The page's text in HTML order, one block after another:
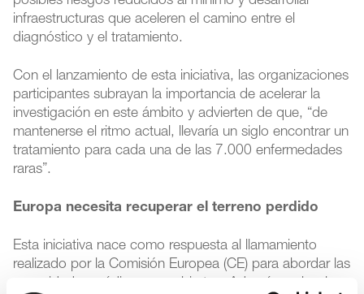
infraestructuras que aceleren el camino entre el
diagnóstico y el tratamiento.
Con el lanzamiento de esta iniciativa, las organizaciones
participantes subrayan la importancia de acelerar la
investigación en este ámbito y advierten de que, “de
mantenerse el ritmo actual, llevaría un siglo encontrar un
tratamiento para cada una de las 7.000 enfermedades
raras”.
Europa necesita recuperar el terreno perdido
Esta iniciativa nace como respuesta al llamamiento
realizado por la Comisión Europea (CE) para abordar las